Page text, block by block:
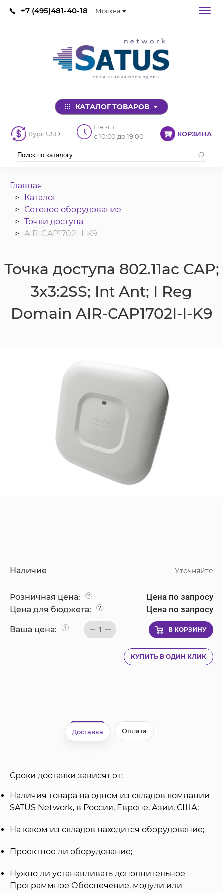
+7 (495)481-40-18 Москва
КАТАЛОГ ТОВАРОВ
Курс USD
Пн.-пт.
с 10:00 до 19:00
КОРЗИНА
Главная
Каталог
Сетевое оборудование
Точки доступа
AIR-CAP1702I-I-K9
Точка доступа 802.11ac CAP;
3x3:2SS; Int Ant; I Reg
Domain AIR-CAP1702I-I-K9
Наличие Уточняйте
Розничная цена: ? Цена по запросу
Цена для бюджета: ? Цена по запросу
Ваша цена: ? 1 В КОРЗИНУ
КУПИТЬ В ОДИН КЛИК
Доставка Оплата
Сроки доставки зависят от:
Наличия товара на одном из складов компании
SATUS Network, в России, Европе, Азии, США;
На каком из складов находится оборудование;
Проектное ли оборудование;
Нужно ли устанавливать дополнительное
Программное Обеспечение, модули или